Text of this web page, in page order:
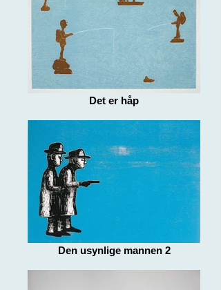
Det er håp
Den usynlige mannen 2